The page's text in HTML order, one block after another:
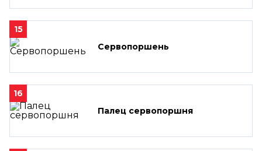
15
Сервопоршень
16
Палец сервопоршня